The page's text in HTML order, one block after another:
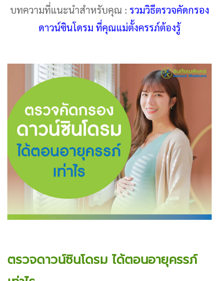
บทความที่แนะนำสำหรับคุณ : รวมวิธีตรวจคัดกรอง
ดาวน์ซินโดรม ที่คุณแม่ตั้งครรภ์ต้องรู้
ตรวจดาวน์ซินโดรม ได้ตอนอายุครรภ์